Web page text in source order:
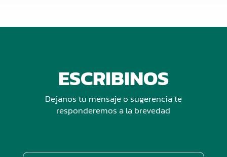
ESCRIBINOS
Dejanos tu mensaje o sugerencia te
responderemos a la brevedad